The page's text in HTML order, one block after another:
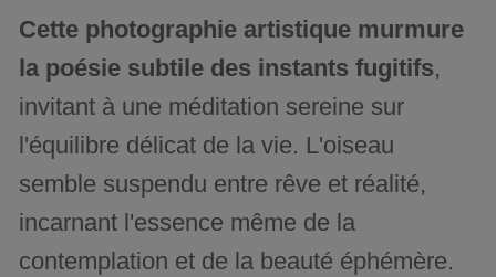
Cette photographie artistique murmure
la poésie subtile des instants fugitifs,
invitant à une méditation sereine sur
l'équilibre délicat de la vie. L'oiseau
semble suspendu entre rêve et réalité,
incarnant l'essence même de la
contemplation et de la beauté éphémère.